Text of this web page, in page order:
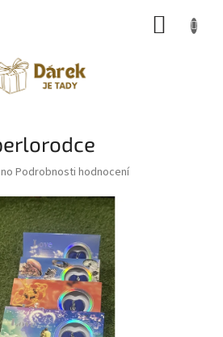
Podrobnosti hodnocení